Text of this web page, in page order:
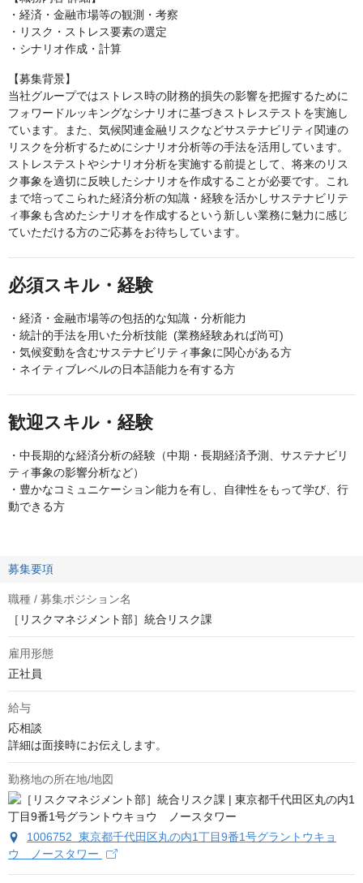
・経済・金融市場等の観測・考察
・リスク・ストレス要素の選定
・シナリオ作成・計算
【募集背景】
当社グループではストレス時の財務的損失の影響を把握するために
フォワードルッキングなシナリオに基づきストレステストを実施し
ています。また、気候関連金融リスクなどサステナビリティ関連の
リスクを分析するためにシナリオ分析等の手法を活用しています。
ストレステストやシナリオ分析を実施する前提として、将来のリス
ク事象を適切に反映したシナリオを作成することが必要です。これ
まで培ってこられた経済分析の知識・経験を活かしサステナビリテ
ィ事象も含めたシナリオを作成するという新しい業務に魅力に感じ
ていただける方のご応募をお待ちしています。
必須スキル・経験
・経済・金融市場等の包括的な知識・分析能力
・統計的手法を用いた分析技能 (業務経験あれば尚可)
・気候変動を含むサステナビリティ事象に関心がある方
・ネイティブレベルの日本語能力を有する方
歓迎スキル・経験
・中長期的な経済分析の経験（中期・長期経済予測、サステナビリ
ティ事象の影響分析など）
・豊かなコミュニケーション能力を有し、自律性をもって学び、行
動できる方
募集要項
職種 / 募集ポジション名
［リスクマネジメント部］統合リスク課
雇用形態
正社員
給与
応相談
詳細は面接時にお伝えします。
勤務地の所在地/地図
1006752 東京都千代田区丸の内1丁目9番1号グラントウキョ
ウ ノースタワー